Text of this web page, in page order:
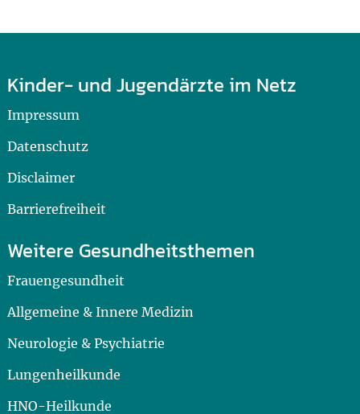
Kinder- und Jugendärzte im Netz
Impressum
Datenschutz
Disclaimer
Barrierefreiheit
Weitere Gesundheitsthemen
Frauengesundheit
Allgemeine & Innere Medizin
Neurologie & Psychiatrie
Lungenheilkunde
HNO-Heilkunde